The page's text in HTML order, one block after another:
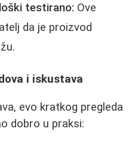
testirano: Ove
da je proizvod
i iskustava
evo kratkog pregleda
dobro u praksi: